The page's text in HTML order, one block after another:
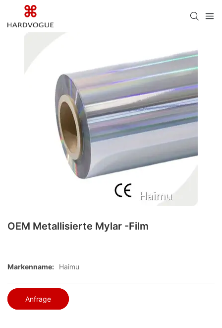
OEM Metallisierte Mylar -Film
Markenname: Haimu
Anfrage